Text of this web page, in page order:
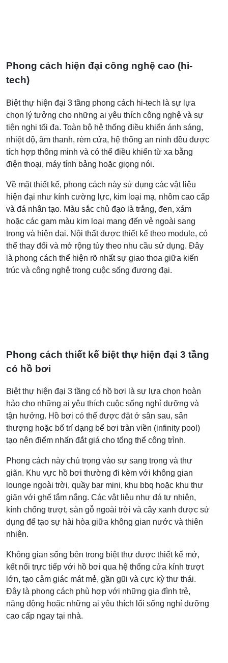
Phong cách hiện đại công nghệ cao (hi-
tech)
Biệt thự hiện đại 3 tầng phong cách hi-tech là sự lựa
chọn lý tưởng cho những ai yêu thích công nghệ và sự
tiện nghi tối đa. Toàn bộ hệ thống điều khiển ánh sáng,
nhiệt độ, âm thanh, rèm cửa, hệ thống an ninh đều được
tích hợp thông minh và có thể điều khiển từ xa bằng
điện thoại, máy tính bảng hoặc giọng nói.
Về mặt thiết kế, phong cách này sử dụng các vật liệu
hiện đại như kính cường lực, kim loại mạ, nhôm cao cấp
và đá nhân tạo. Màu sắc chủ đạo là trắng, đen, xám
hoặc các gam màu kim loại mang đến vẻ ngoài sang
trọng và hiện đại. Nội thất được thiết kế theo module, có
thể thay đổi và mở rộng tùy theo nhu cầu sử dụng. Đây
là phong cách thể hiện rõ nhất sự giao thoa giữa kiến
trúc và công nghệ trong cuộc sống đương đại.
Phong cách thiết kế biệt thự hiện đại 3 tầng
có hồ bơi
Biệt thự hiện đại 3 tầng có hồ bơi là sự lựa chọn hoàn
hảo cho những ai yêu thích cuộc sống nghỉ dưỡng và
tận hưởng. Hồ bơi có thể được đặt ở sân sau, sân
thượng hoặc bố trí dạng bể bơi tràn viền (infinity pool)
tạo nên điểm nhấn đắt giá cho tổng thể công trình.
Phong cách này chú trọng vào sự sang trọng và thư
giãn. Khu vực hồ bơi thường đi kèm với không gian
lounge ngoài trời, quầy bar mini, khu bbq hoặc khu thư
giãn với ghế tắm nắng. Các vật liệu như đá tự nhiên,
kính chống trượt, sàn gỗ ngoài trời và cây xanh được sử
dụng để tạo sự hài hòa giữa không gian nước và thiên
nhiên.
Không gian sống bên trong biệt thự được thiết kế mở,
kết nối trực tiếp với hồ bơi qua hệ thống cửa kính trượt
lớn, tạo cảm giác mát mẻ, gần gũi và cực kỳ thư thái.
Đây là phong cách phù hợp với những gia đình trẻ,
năng động hoặc những ai yêu thích lối sống nghỉ dưỡng
cao cấp ngay tại nhà.